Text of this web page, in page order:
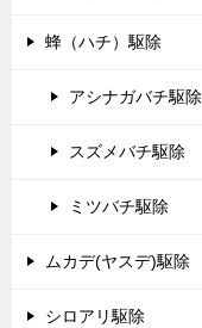
蜂（ハチ）駆除
アシナガバチ駆除
スズメバチ駆除
ミツバチ駆除
ムカデ(ヤスデ)駆除
シロアリ駆除